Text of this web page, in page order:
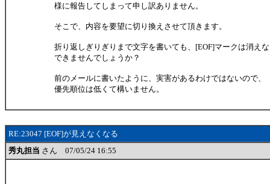
様に報告してしまって申し訳ありません。
そこで、内容を要望に切り換えさせて頂きます。
折り返しぎりぎりまで文字を書いても、[EOF]マークは消え
できませんでしょうか？
前のメールに書いたように、実害があるわけではないので、
優先順位は低くて構いません。
RE:23047 [EOF]が見えなくなる
秀丸担当 さん 07/05/24 16:55